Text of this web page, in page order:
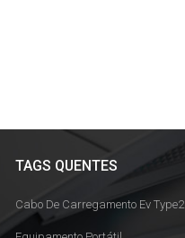
TAGS QUENTES
Cabo De Carregamento Ev Type2